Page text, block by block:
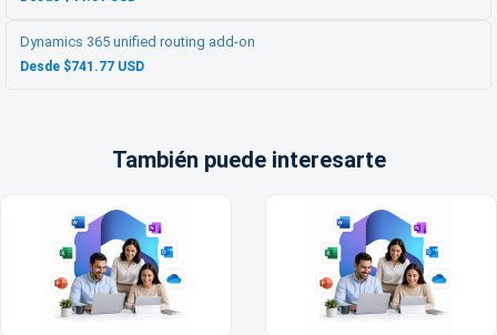
Dynamics 365 unified routing add-on
Desde $741.77 USD
También puede interesarte